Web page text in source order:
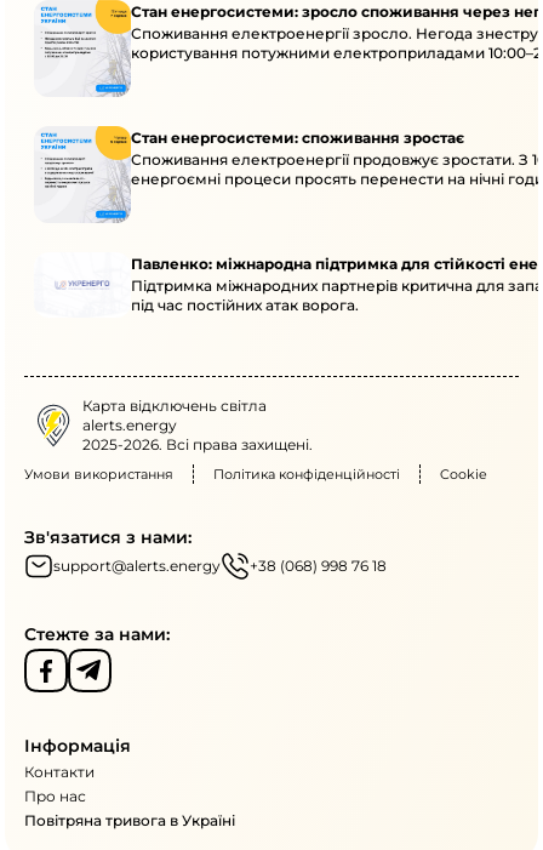
Стан енергосистеми: зросло споживання через
Споживання електроенергії зросло. Негода
користування потужними електроприладами
Стан енергосистеми: споживання зростає
Споживання електроенергії продовжує зростати. З
енергоємні процеси просять перенести на нічні
Павленко: міжнародна підтримка для стійкості
Підтримка міжнародних партнерів критична для
під час постійних атак ворога.
Карта відключень світла
alerts.energy
2025-2026. Всі права захищені.
Умови використання Політика конфіденційності Cookie
Зв'язатися з нами:
support@alerts.energy +38 (068) 998 76 18
Стежте за нами:
Інформація
Контакти
Про нас
Повітряна тривога в Україні